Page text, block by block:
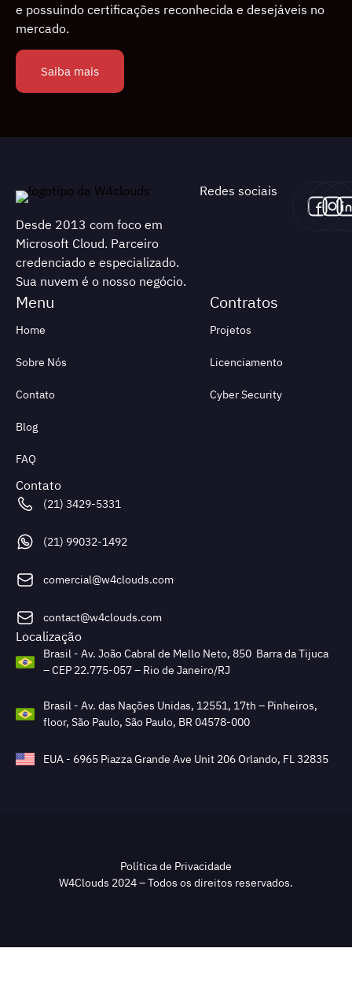
e possuindo certiﬁcações reconhecida e desejáveis no
mercado.
Saiba mais
Desde 2013 com foco em
Microsoft Cloud. Parceiro
credenciado e especializado.
Sua nuvem é o nosso negócio.
Redes sociais
Home
Sobre Nós
Contato
Blog
FAQ
Projetos
Licenciamento
Cyber Security
Contato
(21) 3429-5331
(21) 99032-1492
comercial@w4clouds.com
contact@w4clouds.com
Localização
Brasil - Av. João Cabral de Mello Neto, 850 Barra da Tijuca
– CEP 22.775-057 – Rio de Janeiro/RJ
Brasil - Av. das Nações Unidas, 12551, 17th – Pinheiros,
floor, São Paulo, São Paulo, BR 04578-000
EUA - 6965 Piazza Grande Ave Unit 206 Orlando, FL 32835
W4Clouds 2024 – Todos os direitos reservados.
Política de Privacidade